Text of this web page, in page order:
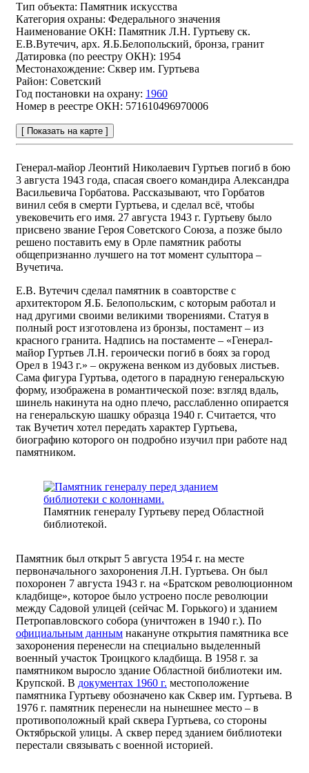
Тип объекта: Памятник искусства
Категория охраны: Федерального значения
Наименование ОКН: Памятник Л.Н. Гуртьеву ск.
Е.В.Вутечич, арх. Я.Б.Белопольский, бронза, гранит
Датировка (по реестру ОКН): 1954
Местонахождение: Сквер им. Гуртьева
Район: Советский
Год постановки на охрану: 1960
Номер в реестре ОКН: 571610496970006
[ Показать на карте ]
Генерал-майор Леонтий Николаевич Гуртьев погиб в бою
3 августа 1943 года, спасая своего командира Александра
Васильевича Горбатова. Рассказывают, что Горбатов
винил себя в смерти Гуртьева, и сделал всё, чтобы
увековечить его имя. 27 августа 1943 г. Гуртьеву было
присвено звание Героя Советского Союза, а позже было
решено поставить ему в Орле памятник работы
общепризнанно лучшего на тот момент сульптора –
Вучетича.
Е.В. Вутечич сделал памятник в соавторстве с
архитектором Я.Б. Белопольским, с которым работал и
над другими своими великими творениями. Статуя в
полный рост изготовлена из бронзы, постамент – из
красного гранита. Надпись на постаменте – «Генерал-
майор Гуртьев Л.Н. героически погиб в боях за город
Орел в 1943 г.» – окружена венком из дубовых листьев.
Сама фигура Гуртьва, одетого в парадную генеральскую
форму, изображена в романтической позе: взгляд вдаль,
шинель накинута на одно плечо, расслабленно опирается
на генеральскую шашку образца 1940 г. Считается, что
так Вучетич хотел передать характер Гуртьева,
биографию которого он подробно изучил при работе над
памятником.
Памятник генералу Гуртьеву перед Областной
библиотекой.
Памятник был открыт 5 августа 1954 г. на месте
первоначального захоронения Л.Н. Гуртьева. Он был
похоронен 7 августа 1943 г. на «Братском революционном
кладбище», которое было устроено после революции
между Садовой улицей (сейчас М. Горького) и зданием
Петропавловского собора (уничтожен в 1940 г.). По
официальным данным накануне открытия памятника все
захоронения перенесли на специально выделенный
военный участок Троицкого кладбища. В 1958 г. за
памятником выросло здание Областной библиотеки им.
Крупской. В документах 1960 г. местоположение
памятника Гуртьеву обозначено как Сквер им. Гуртьева. В
1976 г. памятник перенесли на нынешнее место – в
противоположный край сквера Гуртьева, со стороны
Октябрьской улицы. А сквер перед зданием библиотеки
перестали связывать с военной историей.